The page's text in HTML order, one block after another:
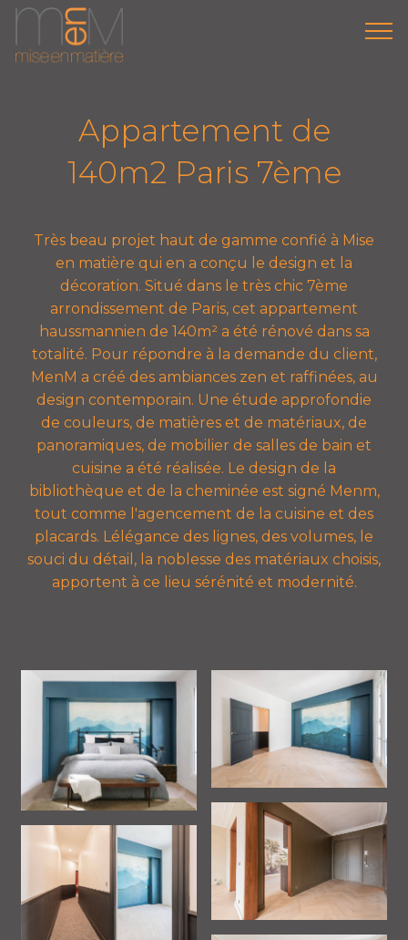
Appartement de
140m2 Paris 7ème
Très beau projet haut de gamme confié à Mise
en matière qui en a conçu le design et la
décoration. Situé dans le très chic 7ème
arrondissement de Paris, cet appartement
haussmannien de 140m² a été rénové dans sa
totalité. Pour répondre à la demande du client,
MenM a créé des ambiances zen et raffinées, au
design contemporain. Une étude approfondie
de couleurs, de matières et de matériaux, de
panoramiques, de mobilier de salles de bain et
cuisine a été réalisée. Le design de la
bibliothèque et de la cheminée est signé Menm,
tout comme l'agencement de la cuisine et des
placards. Lélégance des lignes, des volumes, le
souci du détail, la noblesse des matériaux choisis,
apportent à ce lieu sérénité et modernité.